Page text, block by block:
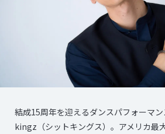
結成15周年を迎えるダンスパフォーマ
kingz（シットキングス）。アメリカ最